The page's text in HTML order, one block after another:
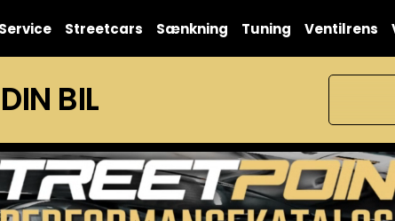
Service Streetcars Sænkning Tuning Ventilrens
BIL